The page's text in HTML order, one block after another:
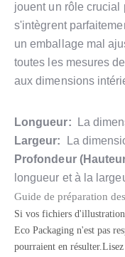
jouent un rôle crucial
s'intègrent
un emballage mal
toutes les mesures
aux dimensions
Longueur: La
Largeur:
La
Profondeur
longueur et à la
Guide de préparation
Si vos fichiers
Eco Packaging n'est pas
pourraient en